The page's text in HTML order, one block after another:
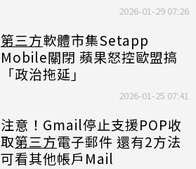
2026-01-29 07:26
第三方軟體市集Setapp
Mobile關閉 蘋果怒控歐盟搞
「政治拖延」
2026-01-25 07:41
注意！Gmail停止支援POP收
取第三方電子郵件 還有2方法
可看其他帳戶Mail